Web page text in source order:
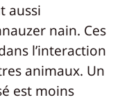
aussi
nain. Ces
l’interaction
animaux. Un
est moins